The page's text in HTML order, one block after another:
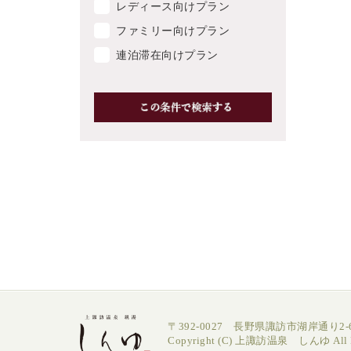
レディース向けプラン
ファミリー向けプラン
連泊滞在向けプラン
〒392-0027 長野県諏訪市湖岸通り2-
Copyright (C) 上諏訪温泉 しんゆ All